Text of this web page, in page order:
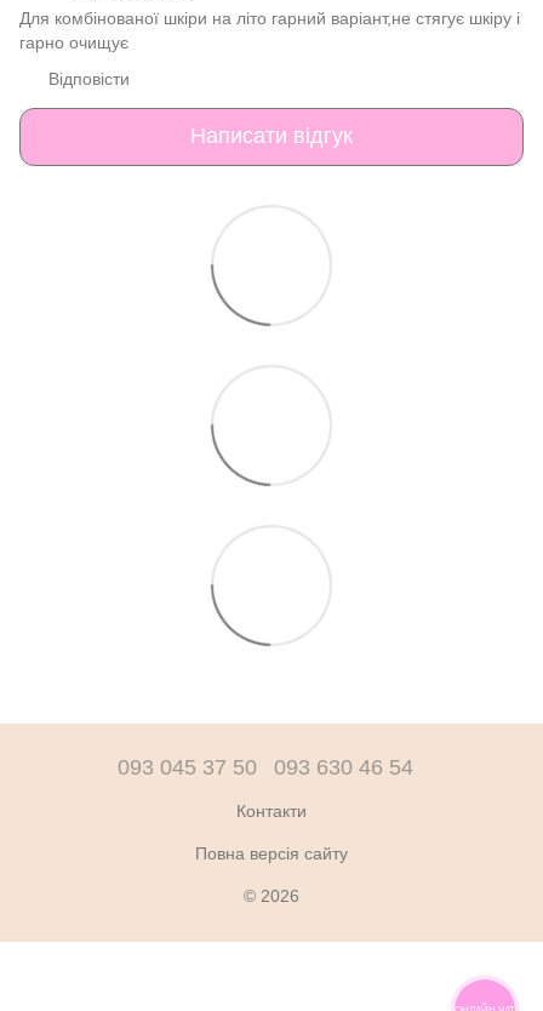
Для комбінованої шкіри на літо гарний варіант,не стягує шкіру і
гарно очищує
Відповісти
Написати відгук
093 045 37 50 093 630 46 54
Контакти
Повна версія сайту
© 2026